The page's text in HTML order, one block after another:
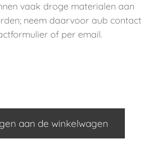
vaak droge materialen aan
neem daarvoor aub contact
of per email.
aan de winkelwagen